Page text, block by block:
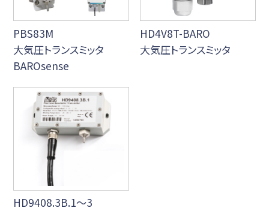
PBS83M
大気圧トランスミッタ
BAROsense
HD4V8T-BARO
大気圧トランスミッタ
HD9408.3B.1～3